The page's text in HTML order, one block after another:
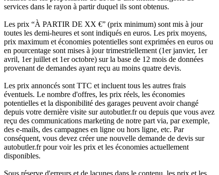
services dans le rayon à partir duquel ils sont obtenus.
Les prix “À PARTIR DE XX €” (prix minimum) sont mis à jour
toutes les demi-heures et sont indiqués en euros. Les prix moyens,
prix maximum et économies potentielles sont exprimées en euros ou
en pourcentage sont mises à jour trimestriellement (1er janvier, 1er
avril, 1er juillet et 1er octobre) sur la base de 12 mois de données
provenant de demandes ayant reçu au moins quatre devis.
Les prix annoncés sont TTC et incluent tous les autres frais
éventuels. Le nombre d'offres, les prix réels, les économies
potentielles et la disponibilité des garages peuvent avoir changé
depuis votre dernière visite sur autobutler.fr ou depuis que vous avez
reçu des communications marketing de notre part via, par exemple,
des e-mails, des campagnes en ligne ou hors ligne, etc. Par
conséquent, vous devez créer une nouvelle demande de devis sur
autobutler.fr pour voir les prix et les économies actuellement
disponibles.